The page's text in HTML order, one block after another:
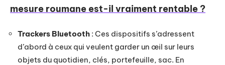
mesure roumane est-il vraiment rentable ?
Trackers Bluetooth : Ces dispositifs s’adressent
d’abord à ceux qui veulent garder un œil sur leurs
objets du quotidien, clés, portefeuille, sac. En